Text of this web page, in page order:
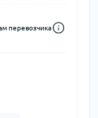
перевозчика